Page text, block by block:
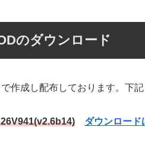
のダウンロード
作成し配布しております。下
(v2.6b14)
ダウンロード